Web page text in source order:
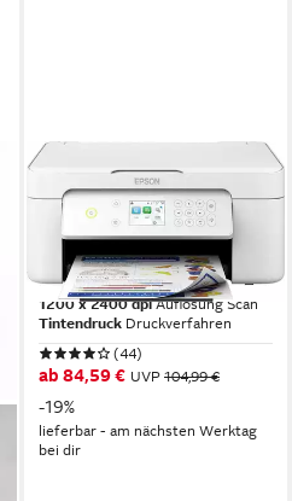
Expression Home XP-4205
MFP 33p
5760 x 1440 dpi Auflösung s/w Druck
1200 x 2400 dpi Auflösung Scan
Tintendruck Druckverfahren
(44)
ab 84,59 € UVP 104,99 €
-19%
lieferbar - am nächsten Werktag
bei dir